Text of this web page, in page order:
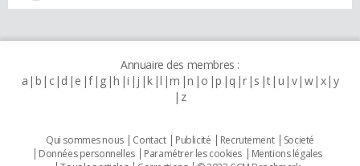
Annuaire des membres :
a b c d e f g h i j k l m n o p q r s t u v w x y
z
Qui sommes nous Contact Publicité Recrutement
Societé
Données personnelles
Paramétrer les cookies
Mentions légales